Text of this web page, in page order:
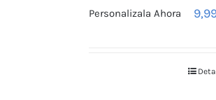
Personalizala Ahora